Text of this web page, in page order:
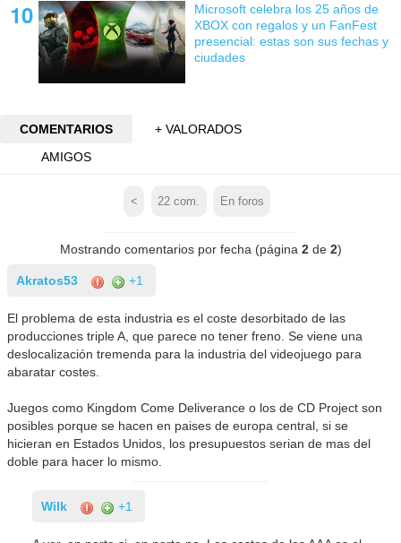
Microsoft celebra los 25 años de
XBOX con regalos y un FanFest
presencial: estas son sus fechas y
ciudades
COMENTARIOS
+ VALORADOS
AMIGOS
< 22 com. En foros
Mostrando comentarios por fecha (página 2de 2)
Akratos53 +1
El problema de esta industria es el coste desorbitado de las
producciones triple A, que parece no tener freno. Se viene una
deslocalización tremenda para la industria del videojuego para
abaratar costes.
Juegos como Kingdom Come Deliverance o los de CD Project son
posibles porque se hacen en paises de europa central, si se
hicieran en Estados Unidos, los presupuestos serian de mas del
doble para hacer lo mismo.
Wilk +1